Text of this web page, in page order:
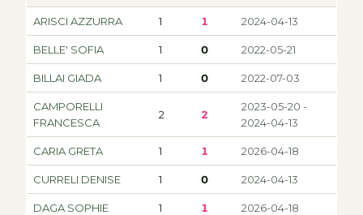
ARISCI AZZURRA 1 1 2024-04-13
BELLE' SOFIA 1 0 2022-05-21
BILLAI GIADA 1 0 2022-07-03
CAMPORELLI
FRANCESCA
2 2
2023-05-20 -
2024-04-13
CARIA GRETA 1 1 2026-04-18
CURRELI DENISE 1 0 2024-04-13
DAGA SOPHIE 1 1 2026-04-18